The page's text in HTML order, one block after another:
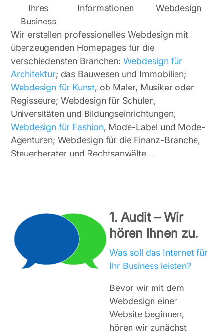
Ihres
Business
Informationen
Webdesign
Wir erstellen professionelles Webdesign mit
überzeugenden Homepages für die
verschiedensten Branchen:Webdesign für
Architektur; das Bauwesen und Immobilien;
Webdesign für Kunst, ob Maler, Musiker oder
Regisseure; Webdesign für Schulen,
Universitäten und Bildungseinrichtungen;
Webdesign für Fashion, Mode-Label und Mode-
Agenturen; Webdesign für die Finanz-Branche,
Steuerberater und Rechtsanwälte …
1. Audit – Wir
hören Ihnen zu.
Was soll das Internet für
Ihr Business leisten?
Bevor wir mit dem
Webdesign einer
Website beginnen,
hören wir zunächst